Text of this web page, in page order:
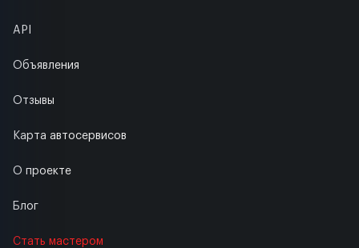
API
Объявления
Отзывы
Карта автосервисов
О проекте
Блог
Стать мастером